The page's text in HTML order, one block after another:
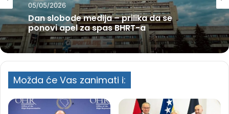
05/05/2026
Dan slobode medija – prilika da se
ponovi apel za spas BHRT-a
Možda će Vas zanimati i: